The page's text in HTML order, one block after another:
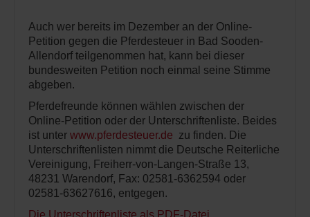
Auch wer bereits im Dezember an der Online-
Petition gegen die Pferdesteuer in Bad Sooden-
Allendorf teilgenommen hat, kann bei dieser
bundesweiten Petition noch einmal seine Stimme
abgeben.
Pferdefreunde können wählen zwischen der
Online-Petition oder der Unterschriftenliste. Beides
ist unter www.pferdesteuer.de zu finden. Die
Unterschriftenlisten nimmt die Deutsche Reiterliche
Vereinigung, Freiherr-von-Langen-Straße 13,
48231 Warendorf, Fax: 02581-6362594 oder
02581-63627616, entgegen.
Die Unterschriftenliste als PDF-Datei